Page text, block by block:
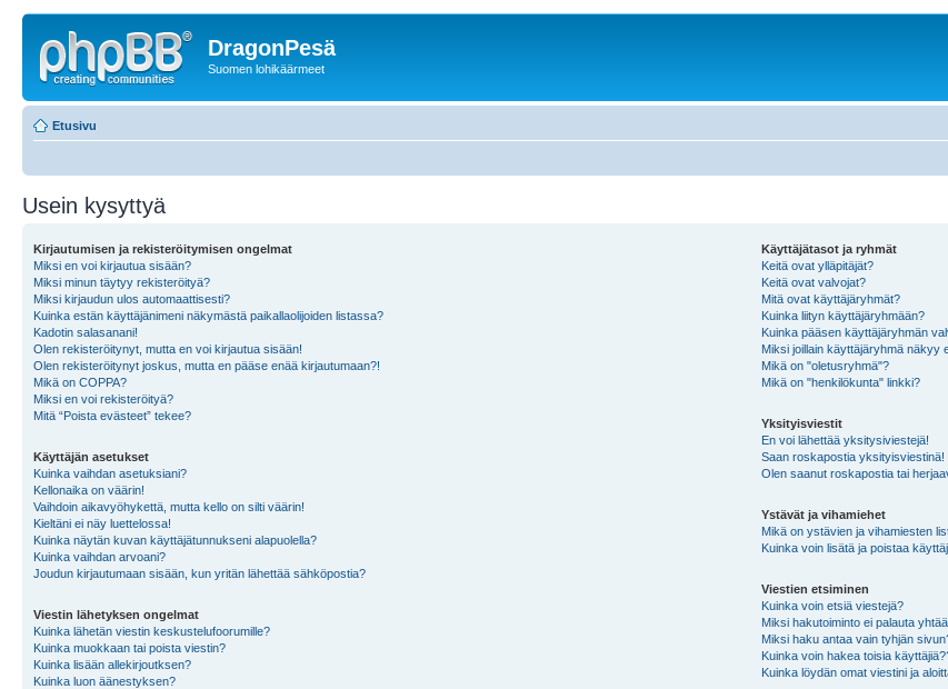
DragonPesä
Suomen lohikäärmeet
Etusivu
Usein kysyttyä
Kirjautumisen ja rekisteröitymisen ongelmat
Miksi en voi kirjautua sisään?
Miksi minun täytyy rekisteröityä?
Miksi kirjaudun ulos automaattisesti?
Kuinka estän käyttäjänimeni näkymästä paikallaolijoiden listassa?
Kadotin salasanani!
Olen rekisteröitynyt, mutta en voi kirjautua sisään!
Olen rekisteröitynyt joskus, mutta en pääse enää kirjautumaan?!
Mikä on COPPA?
Miksi en voi rekisteröityä?
Mitä “Poista evästeet” tekee?
Käyttäjän asetukset
Kuinka vaihdan asetuksiani?
Kellonaika on väärin!
Vaihdoin aikavyöhykettä, mutta kello on silti väärin!
Kieltäni ei näy luettelossa!
Kuinka näytän kuvan käyttäjätunnukseni alapuolella?
Kuinka vaihdan arvoani?
Joudun kirjautumaan sisään, kun yritän lähettää sähköpostia?
Viestin lähetyksen ongelmat
Kuinka lähetän viestin keskustelufoorumille?
Kuinka muokkaan tai poista viestin?
Kuinka lisään allekirjoutksen?
Kuinka luon äänestyksen?
Käyttäjätasot ja ryhmät
Keitä ovat ylläpitäjät?
Keitä ovat valvojat?
Mitä ovat käyttäjäryhmät?
Kuinka liityn käyttäjäryhmään?
Kuinka pääsen käyttäjäryhmän
Miksi joillain käyttäjäryhmä näkyy
Mikä on "oletusryhmä"?
Mikä on "henkilökunta" linkki?
Yksityisviestit
En voi lähettää yksitysiviestejä!
Saan roskapostia yksityisviestinä!
Olen saanut roskapostia tai
Ystävät ja vihamiehet
Mikä on ystävien ja vihamiesten
Kuinka voin lisätä ja poistaa
Viestien etsiminen
Kuinka voin etsiä viestejä?
Miksi hakutoiminto ei palauta
Miksi haku antaa vain tyhjän
Kuinka voin hakea toisia
Kuinka löydän omat viestini ja